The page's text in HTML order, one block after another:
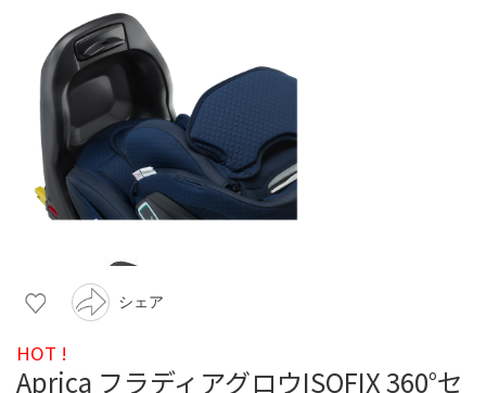
シェア
HOT !
Aprica フラディアグロウISOFIX 360°セ